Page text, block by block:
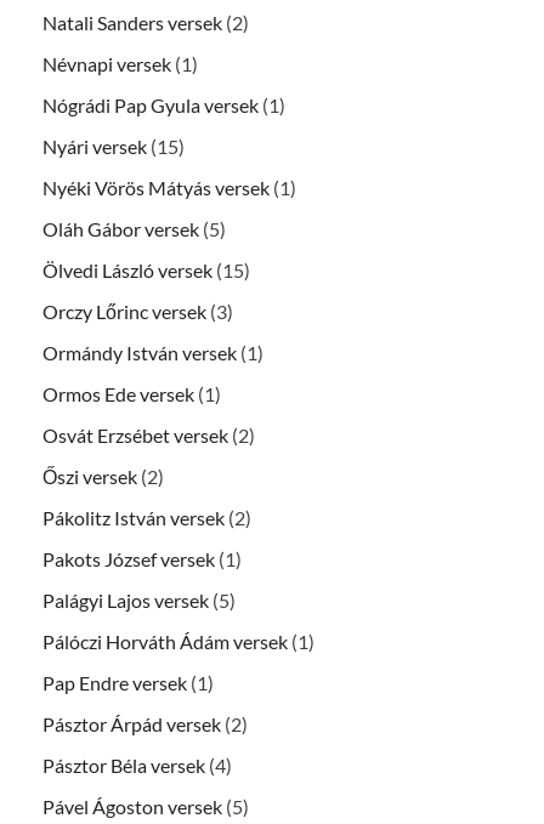
Natali Sanders versek (2)
Névnapi versek (1)
Nógrádi Pap Gyula versek (1)
Nyári versek (15)
Nyéki Vörös Mátyás versek (1)
Oláh Gábor versek (5)
Ölvedi László versek (15)
Orczy Lőrinc versek (3)
Ormándy István versek (1)
Ormos Ede versek (1)
Osvát Erzsébet versek (2)
Őszi versek (2)
Pákolitz István versek (2)
Pakots József versek (1)
Palágyi Lajos versek (5)
Pálóczi Horváth Ádám versek (1)
Pap Endre versek (1)
Pásztor Árpád versek (2)
Pásztor Béla versek (4)
Pável Ágoston versek (5)